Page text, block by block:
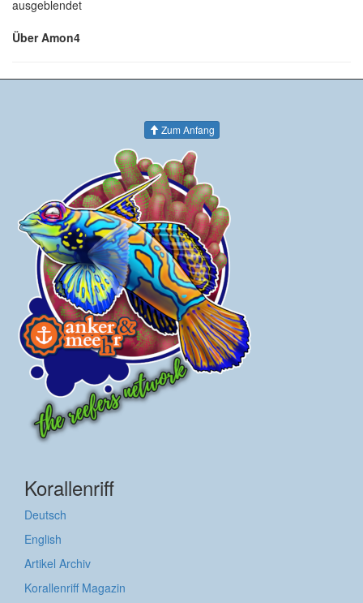
ausgeblendet
Über Amon4
Zum Anfang
Korallenriff
Deutsch
English
Artikel Archiv
Korallenriff Magazin